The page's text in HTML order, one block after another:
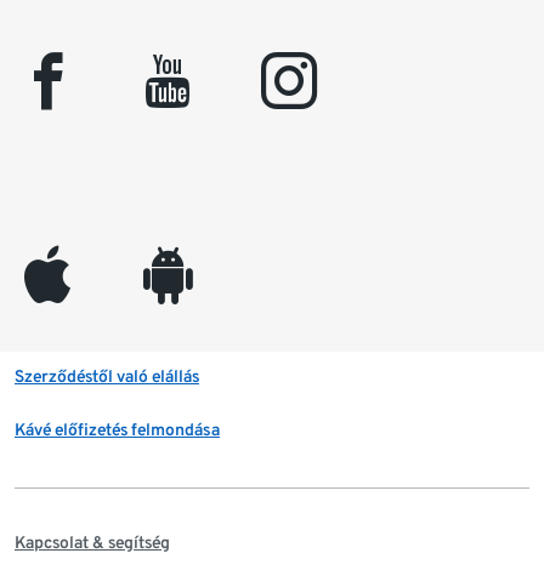
facebook youtube instagram
appleinc android
Szerződéstől való elállás
Kávé előfizetés felmondása
Kapcsolat & segítség